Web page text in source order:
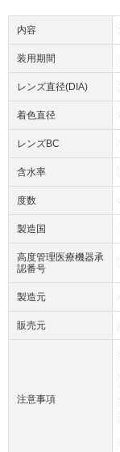
内容
装用期間
レンズ直径(DIA)
着色直径
レンズBC
含水率
度数
製造国
高度管理医療機器承
認番号
製造元
販売元
注意事項